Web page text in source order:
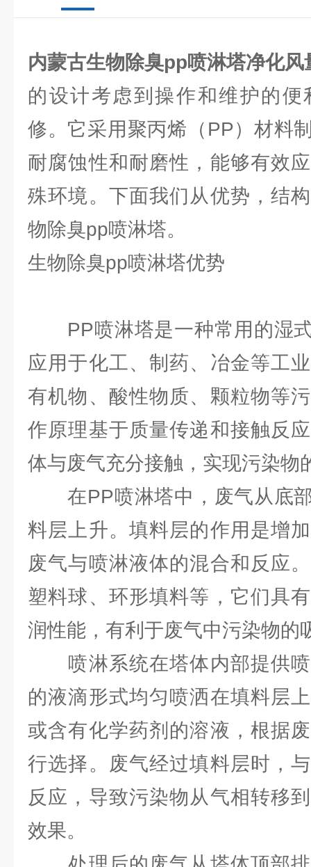
内蒙古生物除臭pp喷淋塔净化风
的设计考虑到操作和维护的
修。它采用聚丙烯（PP）材料
耐腐蚀性和耐磨性，能够有效
殊环境。下面我们从优势，结
物除臭pp喷淋塔。
生物除臭pp喷淋塔优势
PP喷淋塔是一种常用的湿式
应用于化工、制药、冶金等工
有机物、酸性物质、颗粒物等
作原理基于质量传递和接触反
体与废气充分接触，实现污染物
在PP喷淋塔中，废气从底部
料层上升。填料层的作用是增
废气与喷淋液体的混合和反应
塑料球、环形填料等，它们具
润性能，有利于废气中污染物的
喷淋系统在塔体内部提供喷
的液滴形式均匀喷洒在填料层
或含有化学药剂的溶液，根据
行选择。废气经过填料层时，
反应，导致污染物从气相转移
效果。